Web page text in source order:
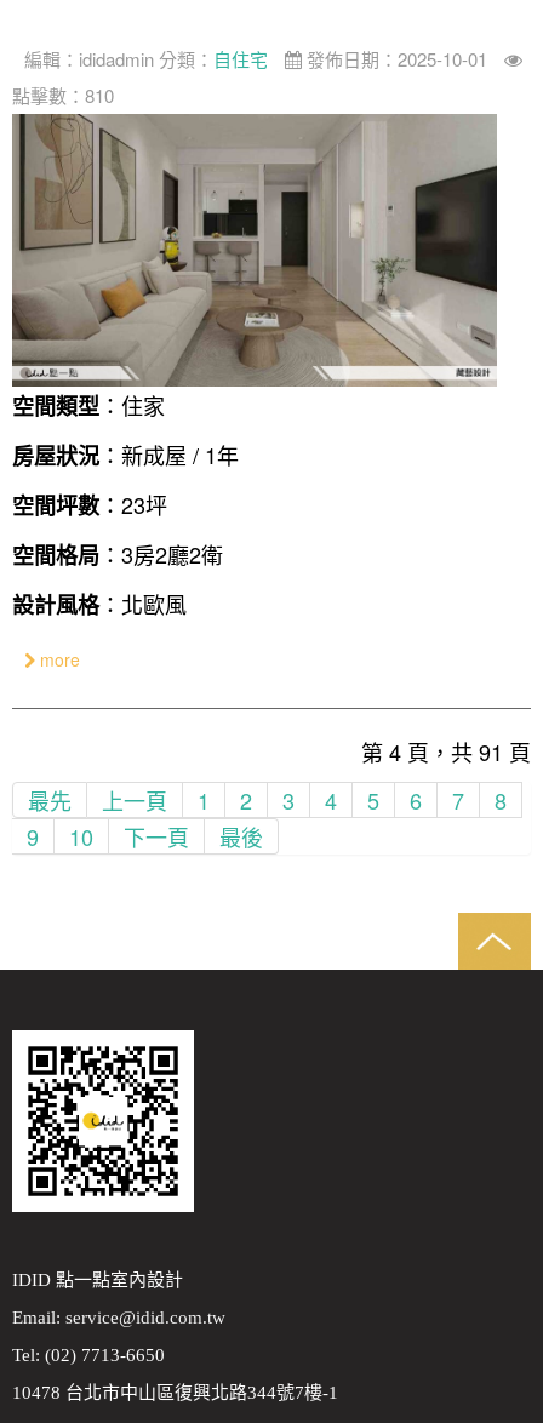
編輯： ididadmin 分類： 自住宅
發佈日期：2025-10-01
點擊數：810
空間類型 ：住家
房屋狀況 ：新成屋 / 1年
空間坪數 ：23坪
空間格局 ：3房2廳2衛
設計風格：北歐風
more
第 4 頁，共 91 頁
最先
上一頁 1 2 3 4 5 6 7
8
9
10 下一頁 最後
IDID 點一點室內設計
Email: service@idid.com.tw
Tel: (02) 7713-6650
10478 台北市中山區復興北路344號7樓-1